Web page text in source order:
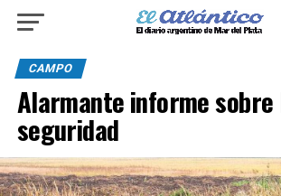
CAMPO
Alarmante informe sobre
seguridad